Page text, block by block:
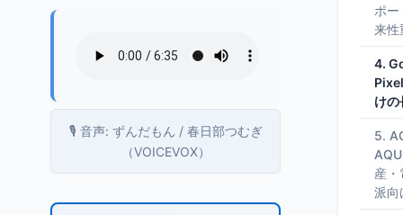
🎙️ 音声: ずんだもん / 春日部つむぎ
（VOICEVOX）
ポー
来性
4.
けの
5.
産・
派向